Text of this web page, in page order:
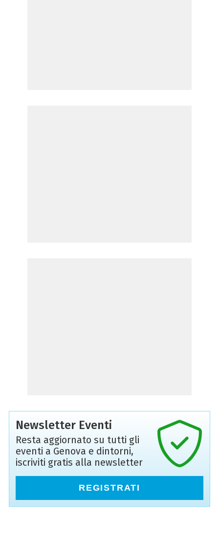
Newsletter Eventi
Resta aggiornato su tutti gli
eventi a Genova e dintorni,
iscriviti gratis alla newsletter
REGISTRATI